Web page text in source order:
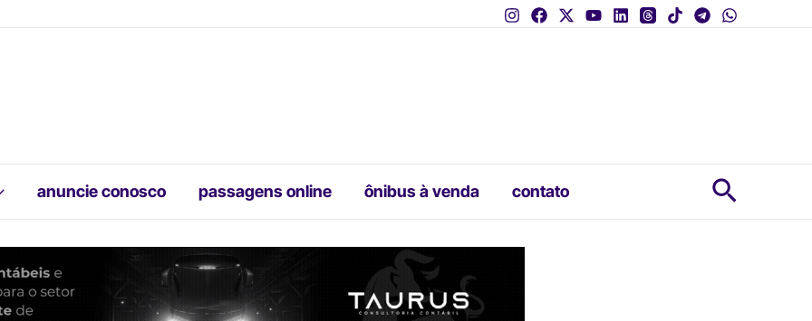
anuncie conosco passagens online ônibus à venda contato